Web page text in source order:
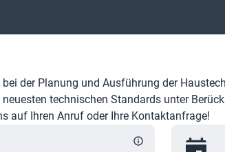
der Planung und Ausführung der
technischen Standards unter
auf Ihren Anruf oder Ihre Kontaktanfrage!